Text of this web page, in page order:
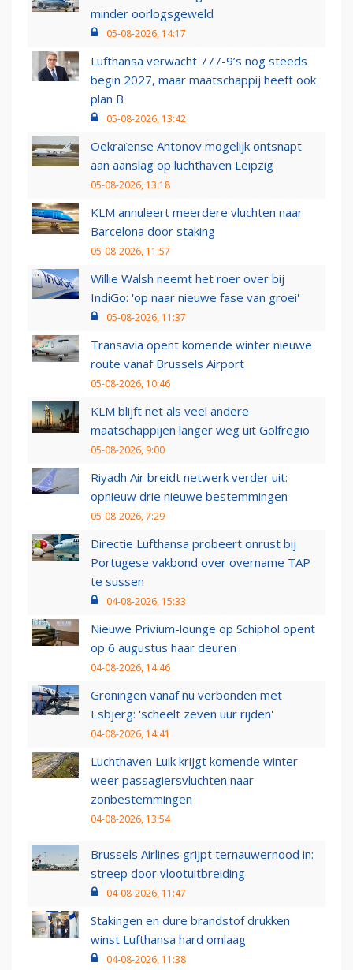
minder oorlogsgeweld
05-08-2026, 14:17
Lufthansa verwacht 777-9’s nog steeds
begin 2027, maar maatschappij heeft ook
plan B
05-08-2026, 13:42
Oekraïense Antonov mogelijk ontsnapt
aan aanslag op luchthaven Leipzig
05-08-2026, 13:18
KLM annuleert meerdere vluchten naar
Barcelona door staking
05-08-2026, 11:57
Willie Walsh neemt het roer over bij
IndiGo: 'op naar nieuwe fase van groei'
05-08-2026, 11:37
Transavia opent komende winter nieuwe
route vanaf Brussels Airport
05-08-2026, 10:46
KLM blijft net als veel andere
maatschappijen langer weg uit Golfregio
05-08-2026, 9:00
Riyadh Air breidt netwerk verder uit:
opnieuw drie nieuwe bestemmingen
05-08-2026, 7:29
Directie Lufthansa probeert onrust bij
Portugese vakbond over overname TAP
te sussen
04-08-2026, 15:33
Nieuwe Privium-lounge op Schiphol opent
op 6 augustus haar deuren
04-08-2026, 14:46
Groningen vanaf nu verbonden met
Esbjerg: 'scheelt zeven uur rijden'
04-08-2026, 14:41
Luchthaven Luik krijgt komende winter
weer passagiersvluchten naar
zonbestemmingen
04-08-2026, 13:54
Brussels Airlines grijpt ternauwernood in:
streep door vlootuitbreiding
04-08-2026, 11:47
Stakingen en dure brandstof drukken
winst Lufthansa hard omlaag
04-08-2026, 11:38